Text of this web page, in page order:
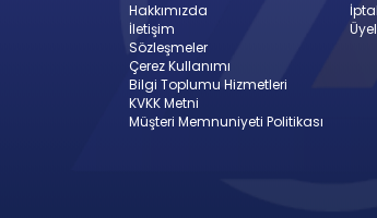
Hakkımızda
İletişim
Sözleşmeler
Çerez Kullanımı
Bilgi Toplumu Hizmetleri
KVKK Metni
Müşteri Memnuniyeti Politikası